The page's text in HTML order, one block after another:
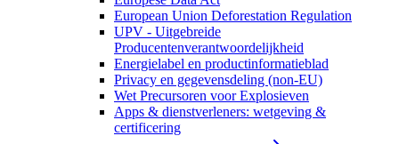
European Union Deforestation Regulation
UPV - Uitgebreide
Producentenverantwoordelijkheid
Energielabel en productinformatieblad
Privacy en gegevensdeling (non-EU)
Wet Precursoren voor Explosieven
Apps & dienstverleners: wetgeving &
certificering